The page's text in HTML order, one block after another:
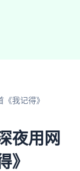
我记得》
夜用网
》